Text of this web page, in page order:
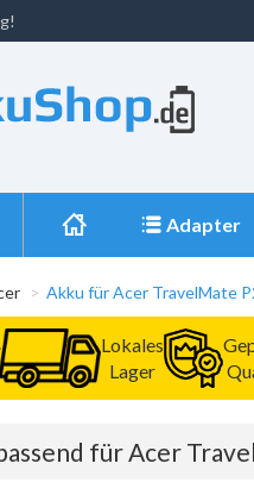
Adapter
Akku für Acer TravelMate
Lokales
Lager
für Acer